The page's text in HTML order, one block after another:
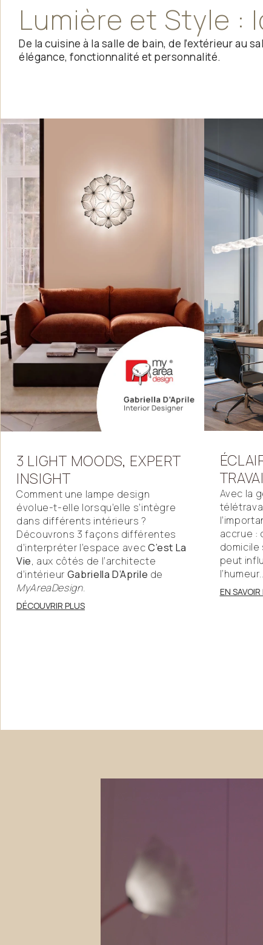
Lumière et Style :
De la cuisine à la salle de bain, de l’extérieur au
élégance, fonctionnalité et personnalité.
3 LIGHT MOODS, EXPERT
INSIGHT
Comment une lampe design
évolue-t-elle lorsqu’elle s’intègre
dans différents intérieurs ?
Découvrons 3 façons différentes
d’interpréter l’espace avecC’est La
Vie, aux côtés de l’architecte
d’intérieur Gabriella D’Aprile de
MyAreaDesign.
DÉCOUVRIR PLUS
Avec la
accrue :
domicile
peut
EN SAVOIR